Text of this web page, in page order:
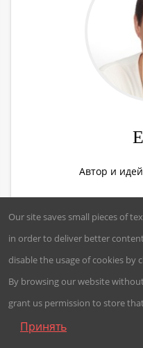
Автор и
Our site saves small pieces of
in order to deliver better
disable the usage of cookies by
By browsing our website
grant us permission to store
Принять